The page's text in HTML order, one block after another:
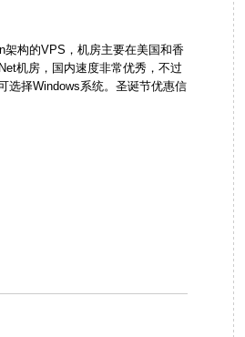
构的VPS，机房主要在美国和香
机房，国内速度非常优秀，不过
选择Windows系统。圣诞节优惠信